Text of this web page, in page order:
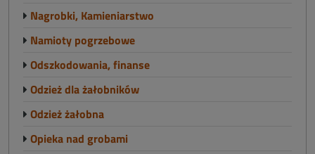
Nagrobki, Kamieniarstwo
Namioty pogrzebowe
Odszkodowania, finanse
Odzież dla żałobników
Odzież żałobna
Opieka nad grobami